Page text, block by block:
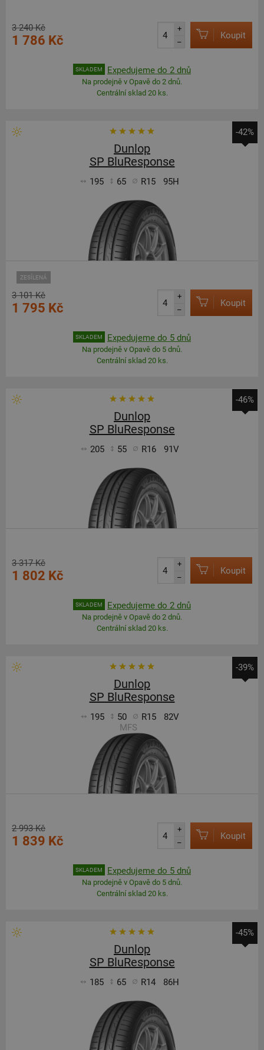
3 240 Kč
1 786 Kč
+
–
Koupit
SKLADEM Expedujeme do 2 dnů
Na prodejně v Opavě do 2 dnů.
Centrální sklad 20 ks.
-42%
Dunlop
SP BluResponse
195 65 R15 95H
ZESÍLENÁ
3 101 Kč
1 795 Kč
+
–
Koupit
SKLADEM Expedujeme do 5 dnů
Na prodejně v Opavě do 5 dnů.
Centrální sklad 20 ks.
-46%
Dunlop
SP BluResponse
205 55 R16 91V
3 317 Kč
1 802 Kč
+
–
Koupit
SKLADEM Expedujeme do 2 dnů
Na prodejně v Opavě do 2 dnů.
Centrální sklad 20 ks.
-39%
Dunlop
SP BluResponse
195 50 R15
82V
MFS
2 993 Kč
1 839 Kč
+
–
Koupit
SKLADEM Expedujeme do 5 dnů
Na prodejně v Opavě do 5 dnů.
Centrální sklad 20 ks.
-45%
Dunlop
SP BluResponse
185 65 R14 86H